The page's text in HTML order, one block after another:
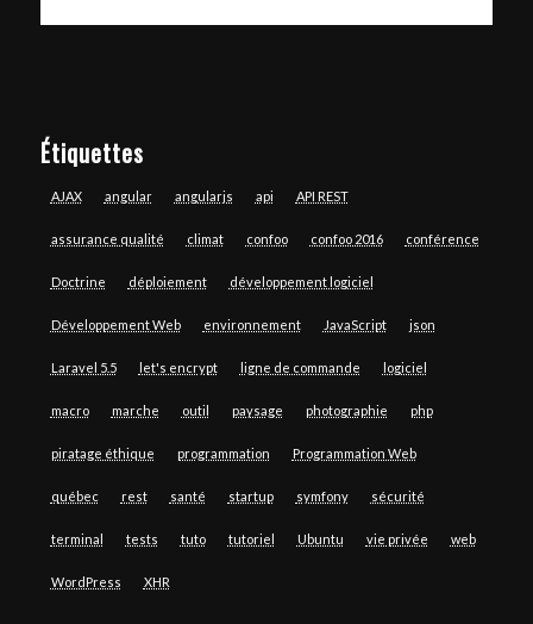
Étiquettes
AJAX angular angularjs api API REST
assurance qualité climat confoo confoo 2016 conférence
Doctrine déploiement développement logiciel
Développement Web environnement JavaScript json
Laravel 5.5 let's encrypt ligne de commande logiciel
macro marche outil paysage photographie php
piratage éthique programmation Programmation Web
québec rest santé startup symfony sécurité
terminal tests tuto tutoriel Ubuntu vie privée web
WordPress XHR